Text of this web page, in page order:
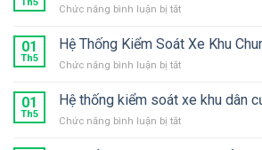
giữ
chuyên
xe
gắn
Chức năng bình luận bị tắtở
Thống
Soát
Thu
01
Th5
Hệ Thống Kiểm Soát Xe Khu
Chức năng bình luận bị tắtở
Thống
Soát
01
Th5
Hệ thống kiểm soát xe khu dân
Chức năng bình luận bị tắtở